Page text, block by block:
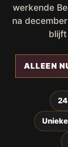
werkende
na
ALLEEN